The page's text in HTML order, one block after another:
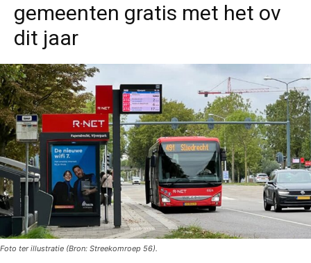
gemeenten gratis met het ov
dit jaar
Foto ter illustratie (Bron: Streekomroep 56).